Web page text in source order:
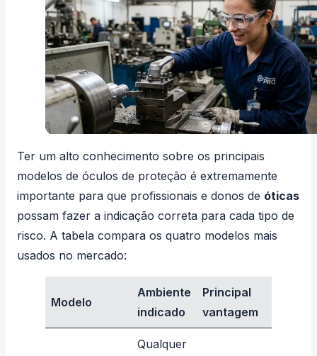
Ter um alto conhecimento sobre os principais
modelos de óculos de proteção é extremamente
importante para que profissionais e donos de óticas
possam fazer a indicação correta para cada tipo de
risco. A tabela compara os quatro modelos mais
usados no mercado:
Modelo
Ambiente
indicado
Principal
vantagem
Qualquer